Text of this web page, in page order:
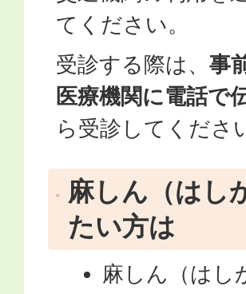
てください。
受診する際は、 事
医療機関に電話で
ら受診してくださ
麻しん（はし
たい方は
麻しん（はし